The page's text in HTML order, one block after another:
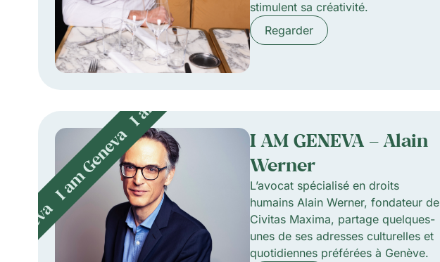
stimulent sa créativité.
Regarder
I AM GENEVA – Alain
Werner
L’avocat spécialisé en droits
humains Alain Werner, fondateur de
Civitas Maxima, partage quelques-
unes de ses adresses culturelles et
quotidiennes préférées à Genève.